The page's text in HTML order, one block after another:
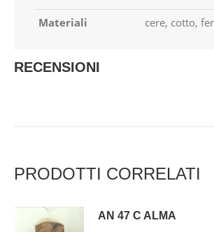
Materiali
cere, cotto,
RECENSIONI
PRODOTTI CORRELATI
AN 47 C ALMA